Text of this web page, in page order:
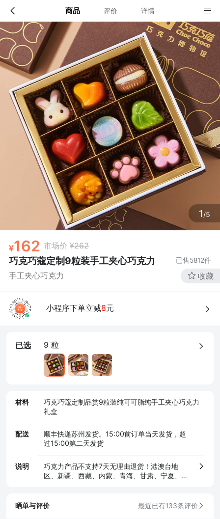
商品 评价 详情
1/5
162 市场价 ¥262
巧克巧蔻定制9粒装手工夹心巧克力 已售5812件
手工夹心巧克力 收藏
小程序下单立减8元
已选 9 粒
材料
巧克巧蔻定制品赏9粒装纯可可脂纯手工夹心巧克力
礼盒
配送
顺丰快递苏州发货。15:00前订单当天发货，超
过15:00第二天发货
说明
巧克力产品不支持7天无理由退货！港澳台地
区、新疆、西藏、内蒙、青海、甘肃、宁夏、贵
配送说明
顺丰快递苏州发货。15:00前订单当天发货，超过15:00
第二天发货
确定
店铺信息
该地区暂无配送门店
确定
晒单与评价 最近已有133条评价